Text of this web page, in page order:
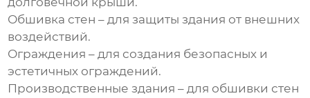
Обшивка стен – для защиты здания от внешних
воздействий.
Ограждения – для создания безопасных и
эстетичных ограждений.
Производственные здания – для обшивки стен